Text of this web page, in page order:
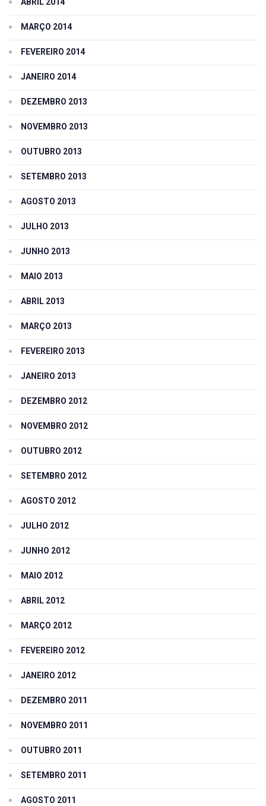
ABRIL 2014
MARÇO 2014
FEVEREIRO 2014
JANEIRO 2014
DEZEMBRO 2013
NOVEMBRO 2013
OUTUBRO 2013
SETEMBRO 2013
AGOSTO 2013
JULHO 2013
JUNHO 2013
MAIO 2013
ABRIL 2013
MARÇO 2013
FEVEREIRO 2013
JANEIRO 2013
DEZEMBRO 2012
NOVEMBRO 2012
OUTUBRO 2012
SETEMBRO 2012
AGOSTO 2012
JULHO 2012
JUNHO 2012
MAIO 2012
ABRIL 2012
MARÇO 2012
FEVEREIRO 2012
JANEIRO 2012
DEZEMBRO 2011
NOVEMBRO 2011
OUTUBRO 2011
SETEMBRO 2011
AGOSTO 2011